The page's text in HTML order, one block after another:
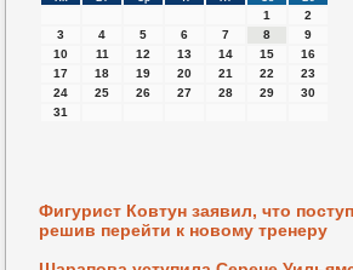
1
2
3
4 5 6 7 8
9
10
11 12 13 14 15
16
17
18 19 20 21 22
23
24
25 26 27 28 29
30
31
Фигурист Ковтун заявил, что
решив перейти к новому тренеру